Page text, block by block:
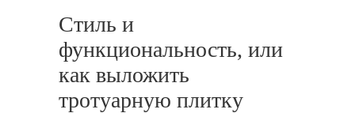
Стиль и
функциональность, или
как выложить
тротуарную плитку